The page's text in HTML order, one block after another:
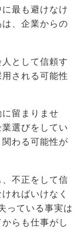
最も避けなけ
、企業からの
として信頼す
される可能性
留まりませ
選びをしてい
わる可能性が
不正をして信
ればいけなく
っている事実は
らも仕事がし